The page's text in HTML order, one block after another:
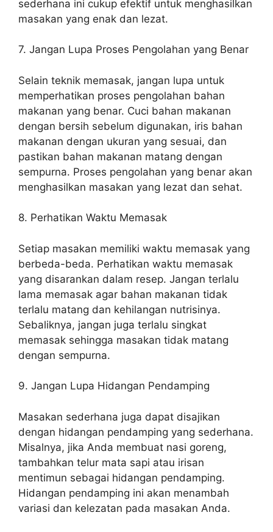
sederhana ini cukup efektif untuk menghasilkan
masakan yang enak dan lezat.
7. Jangan Lupa Proses Pengolahan yang Benar
Selain teknik memasak, jangan lupa untuk
memperhatikan proses pengolahan bahan
makanan yang benar. Cuci bahan makanan
dengan bersih sebelum digunakan, iris bahan
makanan dengan ukuran yang sesuai, dan
pastikan bahan makanan matang dengan
sempurna. Proses pengolahan yang benar akan
menghasilkan masakan yang lezat dan sehat.
8. Perhatikan Waktu Memasak
Setiap masakan memiliki waktu memasak yang
berbeda-beda. Perhatikan waktu memasak
yang disarankan dalam resep. Jangan terlalu
lama memasak agar bahan makanan tidak
terlalu matang dan kehilangan nutrisinya.
Sebaliknya, jangan juga terlalu singkat
memasak sehingga masakan tidak matang
dengan sempurna.
9. Jangan Lupa Hidangan Pendamping
Masakan sederhana juga dapat disajikan
dengan hidangan pendamping yang sederhana.
Misalnya, jika Anda membuat nasi goreng,
tambahkan telur mata sapi atau irisan
mentimun sebagai hidangan pendamping.
Hidangan pendamping ini akan menambah
variasi dan kelezatan pada masakan Anda.